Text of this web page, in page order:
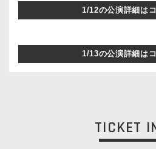
1/12の公演詳細は
1/13の公演詳細は
TICKET